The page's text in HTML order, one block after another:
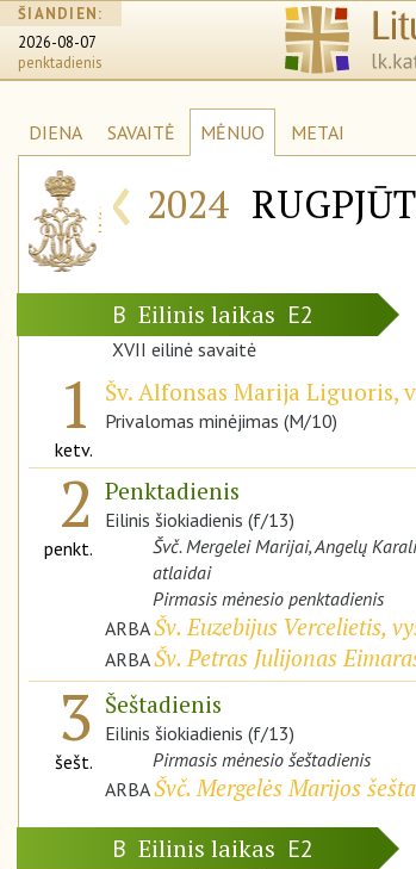
ŠIANDIEN:
2026-08-07
penktadienis
DIENA SAVAITĖ MĖNUO METAI
‹ 2024
B Eilinis laikas E2
XVII eilinė savaitė
1
ketv.
Šv. Alfonsas Marija Liguoris,
Privalomas minėjimas (M/10)
2
penkt.
Penktadienis
Eilinis šiokiadienis (f/13)
Švč. Mergelei Marijai, Angelų
atlaidai
Pirmasis mėnesio penktadienis
ARBAŠv. Euzebijus Vercelietis,
ARBAŠv. Petras Julijonas
3
šešt.
Šeštadienis
Eilinis šiokiadienis (f/13)
Pirmasis mėnesio šeštadienis
ARBAŠvč. Mergelės Marijos
B Eilinis laikas E2